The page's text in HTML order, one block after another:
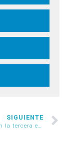
SIGUIENTE
La CIRA en la tercera edición del Forbes Comex Summit